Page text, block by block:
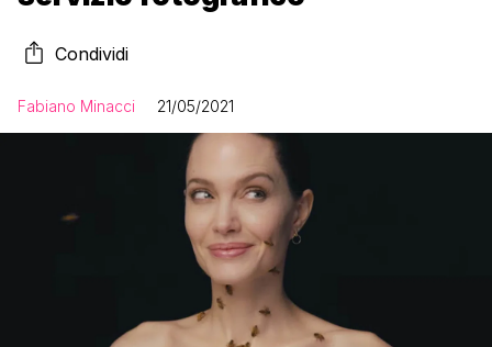
Condividi
Fabiano Minacci 21/05/2021